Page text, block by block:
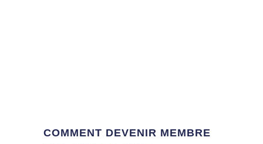
COMMENT DEVENIR MEMBRE